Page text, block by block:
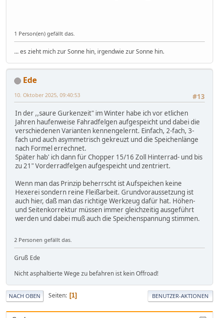
1 Person(en) gefällt das.
... es zieht mich zur Sonne hin, irgendwie zur Sonne hin.
Ede
#13
10. Oktober 2025, 09:40:53
In der ,,saure Gurkenzeit" im Winter habe ich vor etlichen
Jahren haufenweise Fahradfelgen aufgespeicht und dabei die
verschiedenen Varianten kennengelernt. Einfach, 2-fach, 3-
fach und auch asymmetrisch gekreuzt und die Speichenlänge
nach Formel errechnet.
Später hab' ich dann für Chopper 15/16 Zoll Hinterrad- und bis
zu 21" Vorderradfelgen aufgespeicht und zentriert.
Wenn man das Prinzip beherrscht ist Aufspeichen keine
Hexerei sondern reine Fleißarbeit. Grundvoraussetzung ist
auch hier, daß man das richtige Werkzeug dafür hat. Höhen-
und Seitenkorrektur müssen immer gleichzeitig ausgeführt
werden und dabei muß auch die Speichenspannung stimmen.
2 Personen gefällt das.
Gruß Ede
Nicht asphaltierte Wege zu befahren ist kein Offroad!
NACH OBEN Seiten 1 BENUTZER-AKTIONEN